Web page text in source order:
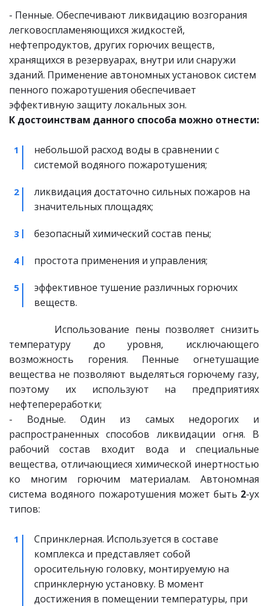
- Пенные. Обеспечивают ликвидацию возгорания
легковоспламеняющихся жидкостей,
нефтепродуктов, других горючих веществ,
хранящихся в резервуарах, внутри или снаружи
зданий. Применение автономных установок систем
пенного пожаротушения обеспечивает
эффективную защиту локальных зон.
К достоинствам данного способа можно отнести:
небольшой расход воды в сравнении с
системой водяного пожаротушения;
ликвидация достаточно сильных пожаров на
значительных площадях;
безопасный химический состав пены;
простота применения и управления;
эффективное тушение различных горючих
веществ.
Использование пены позволяет снизить
температуру до уровня, исключающего
возможность горения. Пенные огнетушащие
вещества не позволяют выделяться горючему газу,
поэтому их используют на предприятиях
нефтепереработки;
- Водные. Один из самых недорогих и
распространенных способов ликвидации огня. В
рабочий состав входит вода и специальные
вещества, отличающиеся химической инертностью
ко многим горючим материалам. Автономная
система водяного пожаротушения может быть 2-ух
типов:
Спринклерная. Используется в составе
комплекса и представляет собой
оросительную головку, монтируемую на
спринклерную установку. В момент
достижения в помещении температуры, при